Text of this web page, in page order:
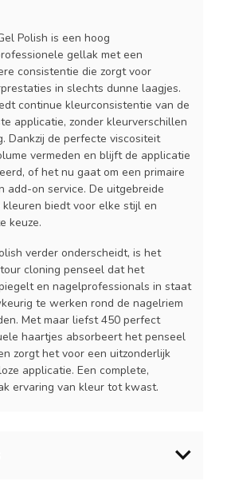
Polish is een hoog
gellak met een
consistentie die zorgt voor
in slechts dunne laagjes.
continue kleurconsistentie van de
applicatie, zonder kleurverschillen
Dankzij de perfecte viscositeit
vermeden en blijft de applicatie
of het nu gaat om een primaire
add-on service. De uitgebreide
biedt voor elke stijl en
keuze.
verder onderscheidt, is het
cloning penseel dat het
en nagelprofessionals in staat
te werken rond de nagelriem
Met maar liefst 450 perfect
haartjes absorbeert het penseel
zorgt het voor een uitzonderlijk
applicatie. Een complete,
ervaring van kleur tot kwast.